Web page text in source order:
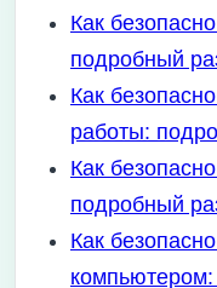
Как
подробный
Как
работы:
Как
подробный
Как